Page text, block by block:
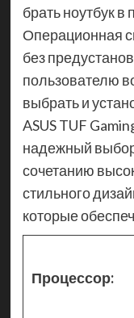
брать ноутбук в
Операционная
без
пользователю
выбрать и
ASUS TUF
надежный
сочетанию
стильного
которые
Процессор: